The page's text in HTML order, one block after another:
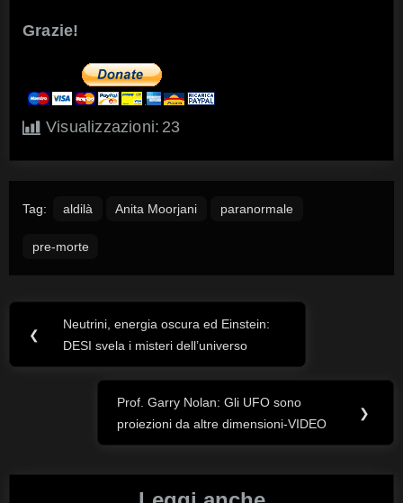
Grazie!
Visualizzazioni: 23
Tag: aldilà Anita Moorjani paranormale
pre-morte
Navigazione
articoli
❮
Previous
Post:
Neutrini, energia oscura ed Einstein:
DESI svela i misteri dell’universo
Next
Post:
Prof. Garry Nolan: Gli UFO sono
proiezioni da altre dimensioni-VIDEO
❯